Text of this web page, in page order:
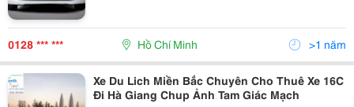
0128 *** *** Hồ Chí Minh >1 năm
Xe Du Lich Miền Bắc Chuyên Cho Thuê Xe 16C
Đi Hà Giang Chup Ảnh Tam Giác Mạch